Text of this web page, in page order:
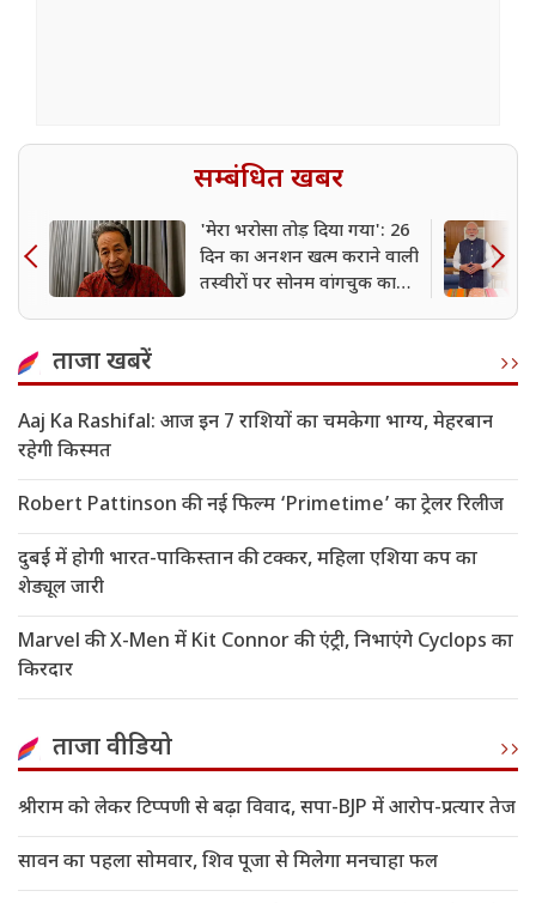
सम्बंधित खबर
'मेरा भरोसा तोड़ दिया गया': 26
दिन का अनशन खत्म कराने वाली
तस्वीरों पर सोनम वांगचुक का
ताजा खबरें
Aaj Ka Rashifal: आज इन 7 राशियों का चमकेगा भाग्य, मेहरबान
रहेगी किस्मत
Robert Pattinson की नई फिल्म ‘Primetime’ का ट्रेलर रिलीज
दुबई में होगी भारत-पाकिस्तान की टक्कर, महिला एशिया कप का
शेड्यूल जारी
Marvel की X-Men में Kit Connor की एंट्री, निभाएंगे Cyclops का
किरदार
ताजा वीडियो
श्रीराम को लेकर टिप्पणी से बढ़ा विवाद, सपा-BJP में आरोप-प्रत्यार तेज
सावन का पहला सोमवार, शिव पूजा से मिलेगा मनचाहा फल